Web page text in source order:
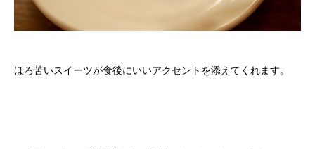
ほろ苦いスイーツが食後にいいアクセントを添えてくれます。